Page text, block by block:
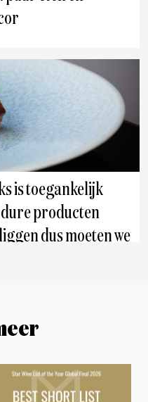
dure producten
dus moeten we